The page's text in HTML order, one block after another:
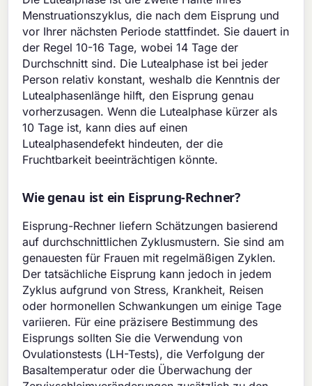
Menstruationszyklus, die nach dem Eisprung und
vor Ihrer nächsten Periode stattfindet. Sie dauert in
der Regel 10-16 Tage, wobei 14 Tage der
Durchschnitt sind. Die Lutealphase ist bei jeder
Person relativ konstant, weshalb die Kenntnis der
Lutealphasenlänge hilft, den Eisprung genau
vorherzusagen. Wenn die Lutealphase kürzer als
10 Tage ist, kann dies auf einen
Lutealphasendefekt hindeuten, der die
Fruchtbarkeit beeinträchtigen könnte.
Wie genau ist ein Eisprung-Rechner?
Eisprung-Rechner liefern Schätzungen basierend
auf durchschnittlichen Zyklusmustern. Sie sind am
genauesten für Frauen mit regelmäßigen Zyklen.
Der tatsächliche Eisprung kann jedoch in jedem
Zyklus aufgrund von Stress, Krankheit, Reisen
oder hormonellen Schwankungen um einige Tage
variieren. Für eine präzisere Bestimmung des
Eisprungs sollten Sie die Verwendung von
Ovulationstests (LH-Tests), die Verfolgung der
Basaltemperatur oder die Überwachung der